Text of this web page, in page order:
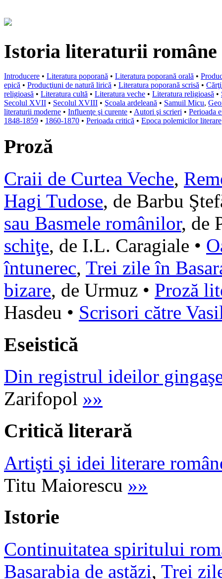
Istoria literaturii române
Introducere • Literatura poporană • Literatura poporană orală •
epică • Producţiuni de natură lirică • Literatura poporană scrisă •
religioasă • Literatura cultă • Literatura veche • Literatura religioasă •
Secolul XVII • Secolul XVIII • Şcoala ardeleană • Samuil Micu,
literaturii moderne • Influenţe şi curente • Autori şi scrieri • Perioada
1848-1859 • 1860-1870 • Perioada critică • Epoca polemicilor literare
Proză
Craii de Curtea Veche,
Hagi Tudose, de Barbu
sau Basmele românilor, de
schiţe, de I.L. Caragiale •
întunerec, Trei zile în
bizare, de Urmuz • Proză
Hasdeu • Scrisori către
Eseistică
Din registrul ideilor
Zarifopol »»
Critică literară
Artişti şi idei literare
Titu Maiorescu »»
Istorie
Continuitatea spiritului
Basarabia de astăzi, Trei